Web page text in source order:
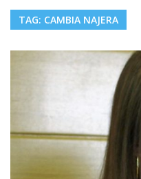
TAG: CAMBIA NAJERA